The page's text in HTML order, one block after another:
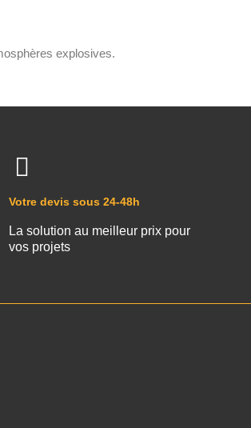
explosives.
Votre devis sous 24-48h
La solution au meilleur prix pour
vos projets